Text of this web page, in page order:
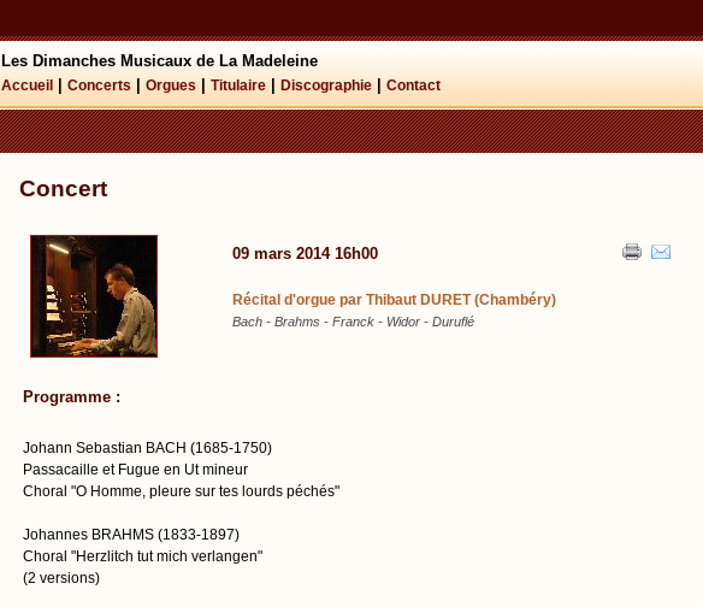
Les Dimanches Musicaux de La Madeleine
Accueil Concerts Orgues Titulaire Discographie Contact
Concert
09 mars 2014 16h00
Récital d'orgue par Thibaut DURET (Chambéry)
Bach - Brahms - Franck - Widor - Duruflé
Programme :
Johann Sebastian BACH (1685-1750)
Passacaille et Fugue en Ut mineur
Choral "O Homme, pleure sur tes lourds péchés"
Johannes BRAHMS (1833-1897)
Choral "Herzlitch tut mich verlangen"
(2 versions)